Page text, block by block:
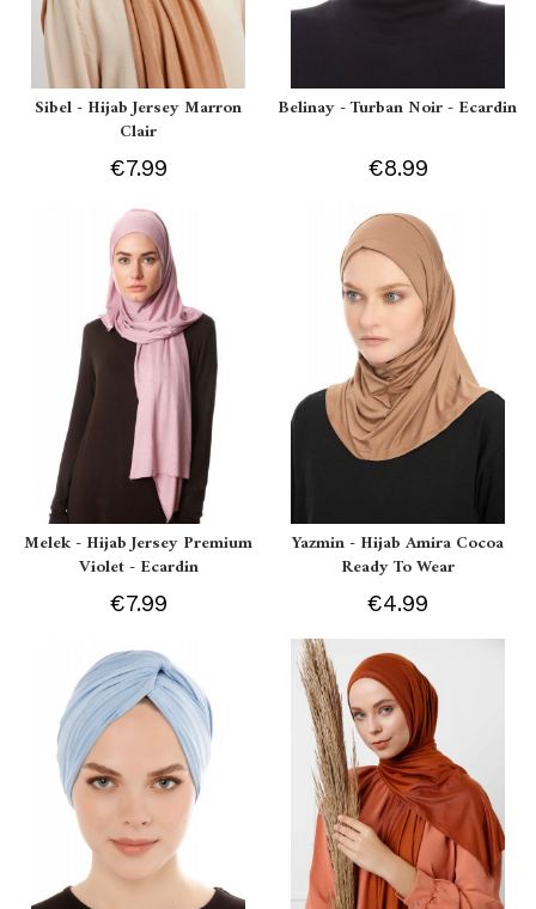
Sibel - Hijab Jersey Marron
Clair
€7.99
Belinay - Turban Noir - Ecardin
€8.99
Melek - Hijab Jersey Premium
Violet - Ecardin
€7.99
Yazmin - Hijab Amira Cocoa
Ready To Wear
€4.99